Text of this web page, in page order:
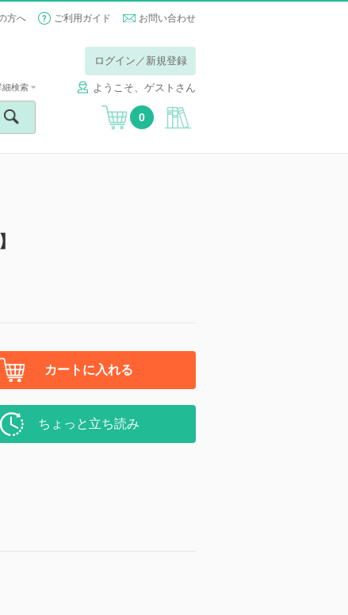
方へ ご利用ガイド お問い合わせ
ログイン／新規登録
ようこそ、ゲストさん
細検索
0
カートに入れる
ちょっと立ち読み